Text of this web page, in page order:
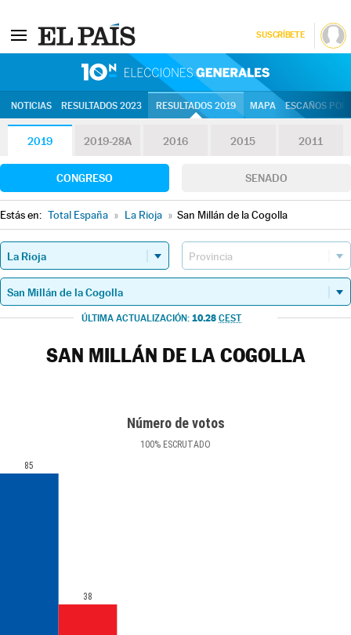
SUSCRÍBETE
NOTICIAS RESULTADOS 2023 RESULTADOS 2019 MAPA ESCAÑOS
2019 2019-28A 2016 2015 2011
CONGRESO SENADO
Estás en: Total España » La Rioja » San Millán de la Cogolla
ÚLTIMA ACTUALIZACIÓN: 10.28 CEST
SAN MILLÁN DE LA COGOLLA
Número de votos
100% ESCRUTADO
85
38